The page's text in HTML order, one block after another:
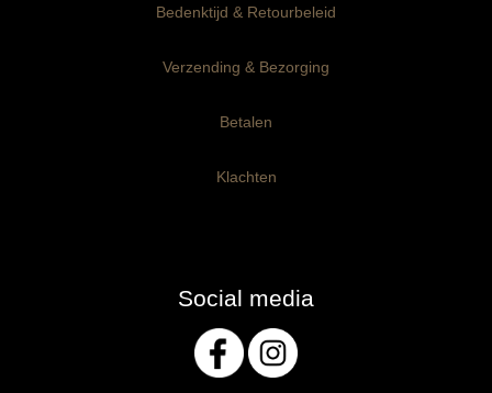
Bedenktijd & Retourbeleid
Verzending & Bezorging
Betalen
Klachten
Social media